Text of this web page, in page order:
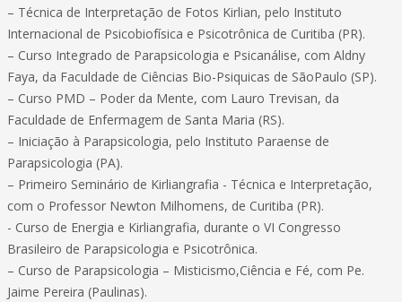
– Técnica de Interpretação de Fotos Kirlian, pelo Instituto
Internacional de Psicobiofísica e Psicotrônica de Curitiba (PR).
– Curso Integrado de Parapsicologia e Psicanálise, com Aldny
Faya, da Faculdade de Ciências Bio-Psiquicas de SãoPaulo (SP).
– Curso PMD – Poder da Mente, com Lauro Trevisan, da
Faculdade de Enfermagem de Santa Maria (RS).
– Iniciação à Parapsicologia, pelo Instituto Paraense de
Parapsicologia (PA).
– Primeiro Seminário de Kirliangrafia - Técnica e Interpretação,
com o Professor Newton Milhomens, de Curitiba (PR).
- Curso de Energia e Kirliangrafia, durante o VI Congresso
Brasileiro de Parapsicologia e Psicotrônica.
– Curso de Parapsicologia – Misticismo,Ciência e Fé, com Pe.
Jaime Pereira (Paulinas).